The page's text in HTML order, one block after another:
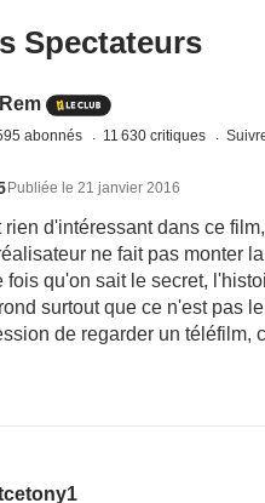
Spectateurs
abonnés 11 630 critiques
Publiée le 21 janvier 2016
rien d'intéressant dans ce
ne fait pas monter
fois qu'on sait le secret,
surtout que ce n'est pas
de regarder un téléfilm,